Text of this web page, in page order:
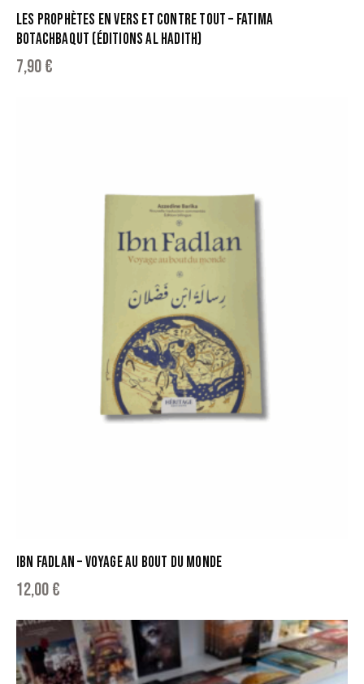
LES PROPHÈTES EN VERS ET CONTRE TOUT – FATIMA
BOTACHBAQUT (ÉDITIONS AL HADITH)
7,90€
IBN FADLAN – VOYAGE AU BOUT DU MONDE
12,00€